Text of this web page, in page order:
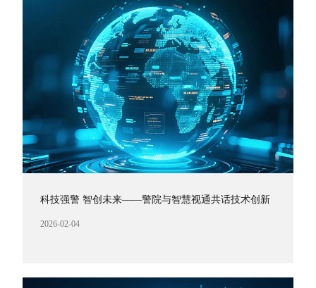
科技强警 智创未来——警院与智慧视通共话技术创新
2026-02-04